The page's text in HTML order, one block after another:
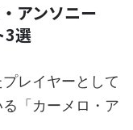
アンソニー
3選
レイヤーとして
「カーメロ・ア